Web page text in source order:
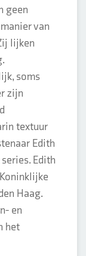
geen
van
lijken
soms
zijn
textuur
Edith
Edith
Haag.
en
het